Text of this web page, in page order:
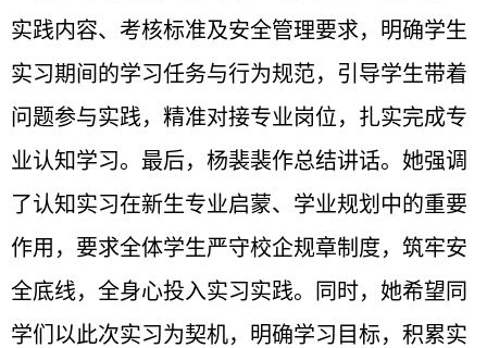
实践内容、考核标准及安全管理要求，明确学生
实习期间的学习任务与行为规范，引导学生带着
问题参与实践，精准对接专业岗位，扎实完成专
业认知学习。最后，杨裴裴作总结讲话。她强调
了认知实习在新生专业启蒙、学业规划中的重要
作用，要求全体学生严守校企规章制度，筑牢安
全底线，全身心投入实习实践。同时，她希望同
学们以此次实习为契机，明确学习目标，积累实